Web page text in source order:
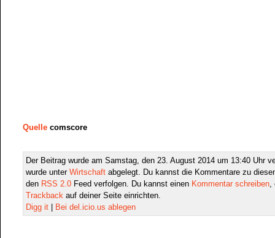
Quelle comscore
Der Beitrag wurde am Samstag, den 23. August 2014 um 13:40 Uhr
wurde unter Wirtschaft abgelegt. Du kannst die Kommentare zu
den RSS 2.0 Feed verfolgen. Du kannst einen Kommentar schreiben,
Trackback auf deiner Seite einrichten.
Digg it
Bei del.icio.us ablegen